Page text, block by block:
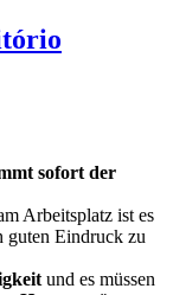
sofort der
Arbeitsplatz ist es
guten Eindruck zu
und es müssen